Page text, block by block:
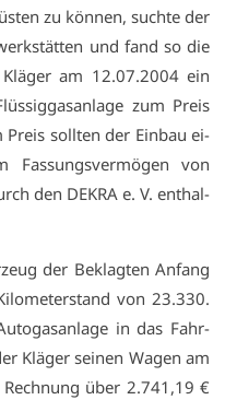
zu kön­nen, such­te der
und fand so die
am 12.07.2004 ein
zum Preis
soll­ten der Ein­bau ei­
Fas­sungs­ver­mö­gen von
den DE­KRA e. V. ent­hal­
der Be­klag­ten An­fang
von 23.330.
in das Fahr­
Klä­ger sei­nen Wa­gen am
über 2.741,19 €